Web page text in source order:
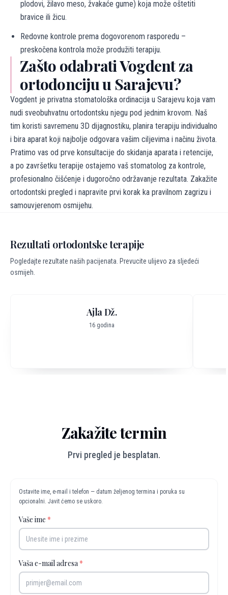
plodovi, žilavo meso, žvakaće gume) koja može oštetiti
bravice ili žicu.
Redovne kontrole prema dogovorenom rasporedu –
preskočena kontrola može produžiti terapiju.
Zašto odabrati Vogdent za
ortodonciju u Sarajevu?
Vogdent je privatna stomatološka ordinacija u Sarajevu koja vam
nudi sveobuhvatnu ortodontsku njegu pod jednim krovom. Naš
tim koristi savremenu 3D dijagnostiku, planira terapiju individualno
i bira aparat koji najbolje odgovara vašim ciljevima i načinu života.
Pratimo vas od prve konsultacije do skidanja aparata i retencije,
a po završetku terapije ostajemo vaš stomatolog za kontrole,
profesionalno čišćenje i dugoročno održavanje rezultata. Zakažite
ortodontski pregled i napravite prvi korak ka pravilnom zagrizu i
samouvjerenom osmijehu.
Rezultati ortodontske terapije
Pogledajte rezultate naših pacijenata. Prevucite ulijevo za sljedeći
osmijeh.
Ajla Dž.
16 godina
Zakažite termin
Prvi pregled je besplatan.
Ostavite ime, e-mail i telefon — datum željenog termina i poruka su
opcionalni. Javit ćemo se uskoro.
Vaše ime *
Vaša e-mail adresa *